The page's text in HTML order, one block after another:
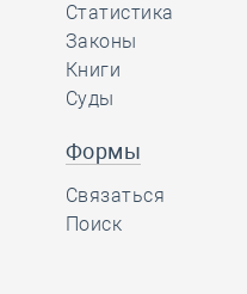
Статистика
Законы
Книги
Суды
Формы
Связаться
Поиск